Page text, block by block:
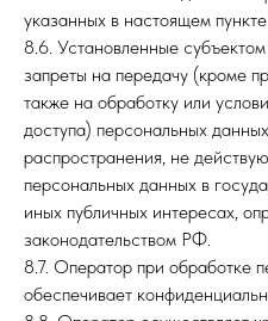
указанных в настоящем
8.6. Установленные
запреты на передачу (кроме
также на обработку или
доступа) персональных
распространения, не
персональных данных в
иных публичных интересах,
законодательством РФ.
8.7. Оператор при обработке
обеспечивает